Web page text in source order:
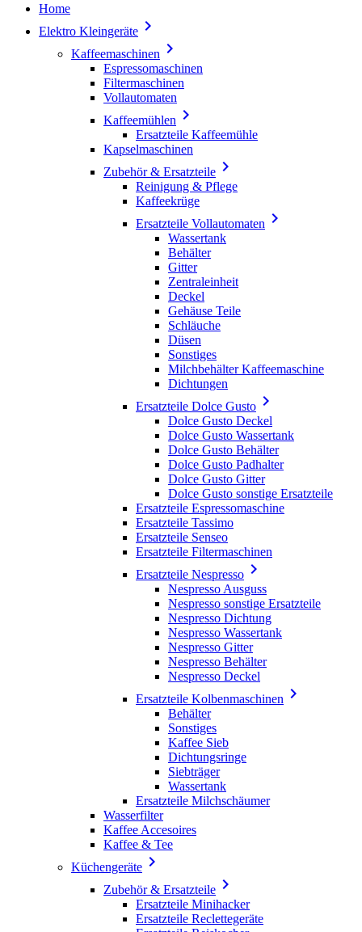
Home
Elektro Kleingeräte 
Kaffeemaschinen 
Espressomaschinen
Filtermaschinen
Vollautomaten
Kaffeemühlen 
Ersatzteile Kaffeemühle
Kapselmaschinen
Zubehör & Ersatzteile 
Reinigung & Pflege
Kaffeekrüge
Ersatzteile Vollautomaten 
Wassertank
Behälter
Gitter
Zentraleinheit
Deckel
Gehäuse Teile
Schläuche
Düsen
Sonstiges
Milchbehälter Kaffeemaschine
Dichtungen
Ersatzteile Dolce Gusto 
Dolce Gusto Deckel
Dolce Gusto Wassertank
Dolce Gusto Behälter
Dolce Gusto Padhalter
Dolce Gusto Gitter
Dolce Gusto sonstige Ersatzteile
Ersatzteile Espressomaschine
Ersatzteile Tassimo
Ersatzteile Senseo
Ersatzteile Filtermaschinen
Ersatzteile Nespresso 
Nespresso Ausguss
Nespresso sonstige Ersatzteile
Nespresso Dichtung
Nespresso Wassertank
Nespresso Gitter
Nespresso Behälter
Nespresso Deckel
Ersatzteile Kolbenmaschinen 
Behälter
Sonstiges
Kaffee Sieb
Dichtungsringe
Siebträger
Wassertank
Ersatzteile Milchschäumer
Wasserfilter
Kaffee Accesoires
Kaffee & Tee
Küchengeräte 
Zubehör & Ersatzteile 
Ersatzteile Minihacker
Ersatzteile Reclettegeräte